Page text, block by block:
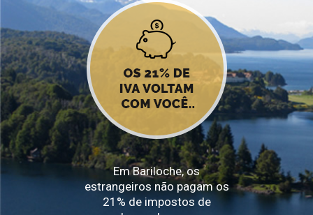
Em Bariloche, os
estrangeiros não pagam os
21% de impostos de